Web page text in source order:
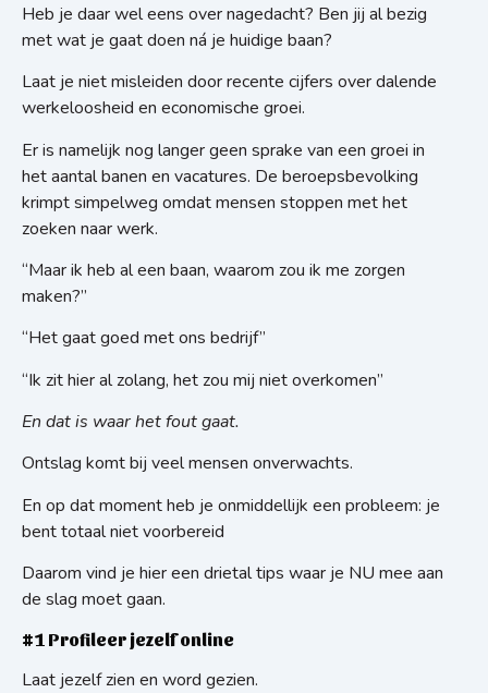
Heb je daar wel eens over nagedacht? Ben jij al bezig
met wat je gaat doen ná je huidige baan?
Laat je niet misleiden door recente cijfers over dalende
werkeloosheid en economische groei.
Er is namelijk nog langer geen sprake van een groei in
het aantal banen en vacatures. De beroepsbevolking
krimpt simpelweg omdat mensen stoppen met het
zoeken naar werk.
“Maar ik heb al een baan, waarom zou ik me zorgen
maken?”
“Het gaat goed met ons bedrijf”
“Ik zit hier al zolang, het zou mij niet overkomen”
En dat is waar het fout gaat.
Ontslag komt bij veel mensen onverwachts.
En op dat moment heb je onmiddellijk een probleem: je
bent totaal niet voorbereid
Daarom vind je hier een drietal tips waar je NU mee aan
de slag moet gaan.
#1 Profileer jezelf online
Laat jezelf zien en word gezien.